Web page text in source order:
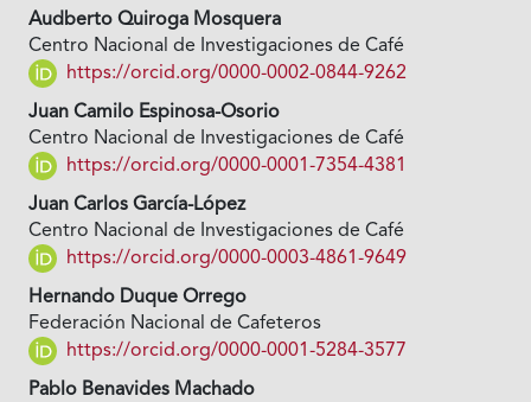
Audberto Quiroga Mosquera
Centro Nacional de Investigaciones de Café
https://orcid.org/0000-0002-0844-9262
Juan Camilo Espinosa-Osorio
Centro Nacional de Investigaciones de Café
https://orcid.org/0000-0001-7354-4381
Juan Carlos García-López
Centro Nacional de Investigaciones de Café
https://orcid.org/0000-0003-4861-9649
Hernando Duque Orrego
Federación Nacional de Cafeteros
https://orcid.org/0000-0001-5284-3577
Pablo Benavides Machado